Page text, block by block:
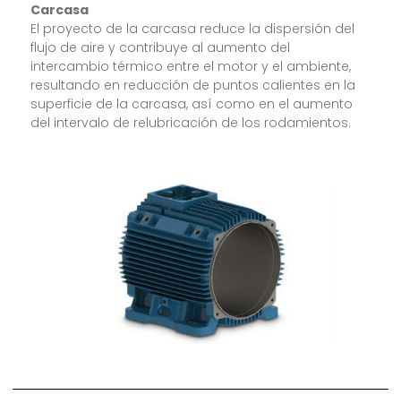
Carcasa
El proyecto de la carcasa reduce la dispersión del
flujo de aire y contribuye al aumento del
intercambio térmico entre el motor y el ambiente,
resultando en reducción de puntos calientes en la
superficie de la carcasa, así como en el aumento
del intervalo de relubricación de los rodamientos.